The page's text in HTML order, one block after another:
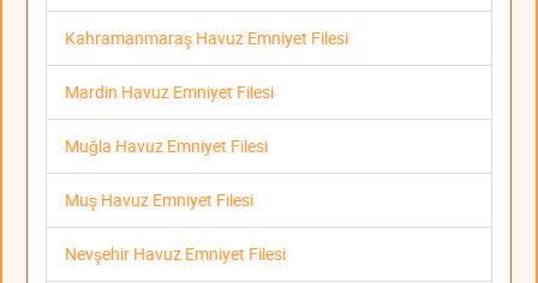
Kahramanmaraş Havuz Emniyet Filesi
Mardin Havuz Emniyet Filesi
Muğla Havuz Emniyet Filesi
Muş Havuz Emniyet Filesi
Nevşehir Havuz Emniyet Filesi